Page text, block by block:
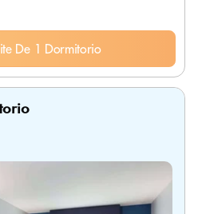
De 1 Dormitorio